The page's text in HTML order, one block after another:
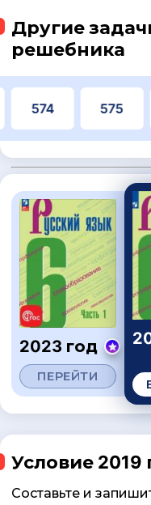
Другие
решебника
574 575
2023 год
ПЕРЕЙТИ
Условие 2019
Составьте и